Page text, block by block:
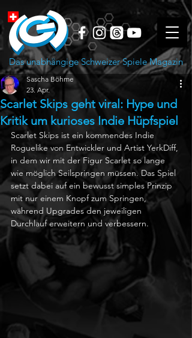
Das unabhängige Schweizer Spiele Magazin
Scarlet Skips geht viral: Hype und
Kritik um kurioses Indie Hüpfspiel
Sascha Böhme
23. Apr.
Scarlet Skips ist ein kommendes Indie
Roguelike von Entwickler und Artist YerkDiff,
in dem wir mit der Figur Scarlet so lange
wie möglich Seilspringen müssen. Das Spiel
setzt dabei auf ein bewusst simples Prinzip
mit nur einem Knopf zum Springen,
während Upgrades den jeweiligen
Durchlauf erweitern und verbessern.